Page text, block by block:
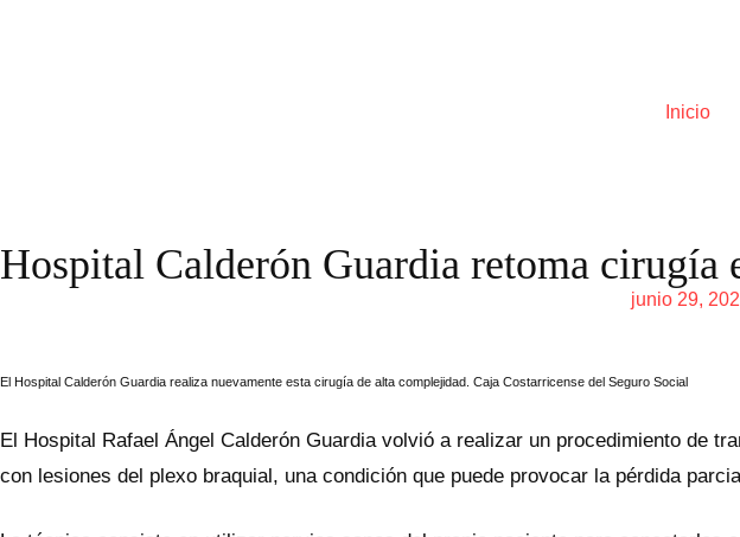
Inicio
Hospital Calderón Guardia retoma cirugía
junio 29,
El Hospital Calderón Guardia realiza nuevamente esta cirugía de alta complejidad. Caja Costarricense del Seguro Social
El Hospital Rafael Ángel Calderón Guardia volvió a realizar un procedimiento de
con lesiones del plexo braquial, una condición que puede provocar la pérdida